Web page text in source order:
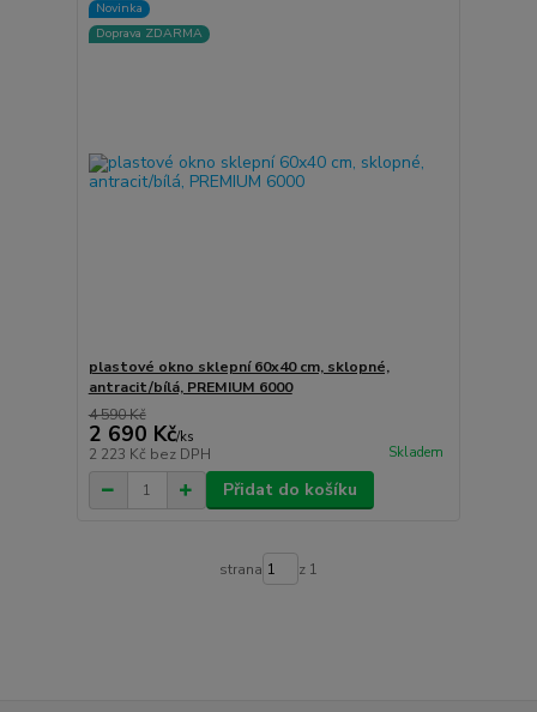
Novinka
Doprava ZDARMA
plastové okno sklepní 60x40 cm, sklopné,
antracit/bílá, PREMIUM 6000
4 590 Kč
2 690 Kč/ks
2 223 Kč bez DPH Skladem
Přidat do košíku
strana z 1